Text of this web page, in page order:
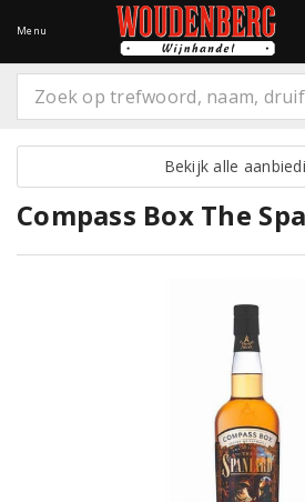
Menu
Bekijk alle
Compass Box The